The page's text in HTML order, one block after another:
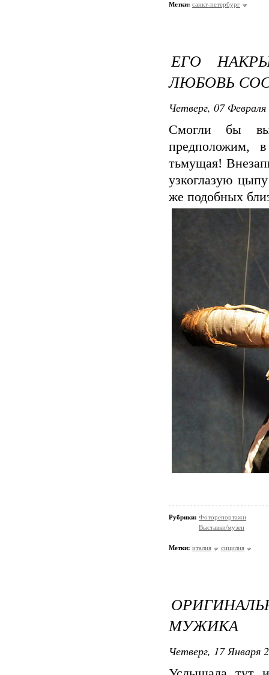
Метки: санкт-петербург
ЕГО
ЛЮБОВЬ
Четверг, 07
Смогли бы вы
предположим,
тьмущая!
узкоглазую
же подобных
Рубрики: Фоторепортажи
Выставки/музеи
Метки: италия сицилия
МУЖИКА
Четверг, 17 Января